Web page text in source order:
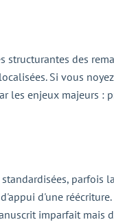
des
Si vous
les enjeux majeurs :
parfois
d'une
imparfait mais